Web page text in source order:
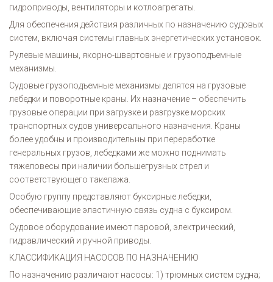
гидроприводы, вентиляторы и котлоагрегаты.
Для обеспечения действия различных по назначению судовых
систем, включая системы главных энергетических установок.
Рулевые машины, якорно-швартовные и грузоподъемные
механизмы.
Судовые грузоподъемные механизмы делятся на грузовые
лебедки и поворотные краны. Их назначение – обеспечить
грузовые операции при загрузке и разгрузке морских
транспортных судов универсального назначения. Краны
более удобны и производительны при переработке
генеральных грузов, лебедками же можно поднимать
тяжеловесы при наличии большегрузных стрел и
соответствующего такелажа.
Особую группу представляют буксирные лебедки,
обеспечивающие эластичную связь судна с буксиром.
Судовое оборудование имеют паровой, электрический,
гидравлический и ручной приводы.
КЛАССИФИКАЦИЯ НАСОСОВ ПО НАЗНАЧЕНИЮ
По назначению различают насосы: 1) трюмных систем судна;